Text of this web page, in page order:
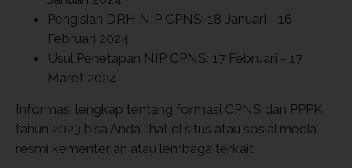
Pengisian DRH NIP CPNS: 18 Januari - 16
Februari 2024
Usul Penetapan NIP CPNS: 17 Februari - 17
Maret 2024
Informasi lengkap tentang formasi CPNS dan PPPK
tahun 2023 bisa Anda lihat di situs atau sosial media
resmi kementerian atau lembaga terkait.